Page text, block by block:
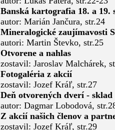
Banská kartografia 18. a 19.
autor: Marián Jančura, str.24
Mineralogické zaujímavosti
autori: Martin Števko, str.25
Otvorene a nahlas
zostavil: Jaroslav Malchárek,
Fotogaléria z akcií
zostavil: Jozef Kráľ, str.27
Deň otvorených dverí -
autor: Dagmar Lobodová,
Z akcií našich členov a
zostavil: Jozef Kráľ, str.29